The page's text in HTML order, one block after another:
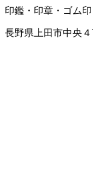
印鑑・印章・ゴム印
長野県上田市中央４